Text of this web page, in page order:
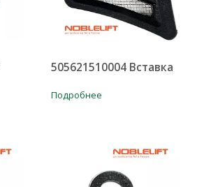
505621510004 Вставка
Подробнее